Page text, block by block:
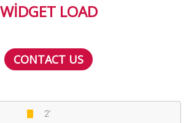
WIDGET LOAD
CONTACT US
2'